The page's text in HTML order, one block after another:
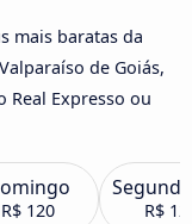
mais baratas da
de Goiás,
Real Expresso ou
R$ 120 R$